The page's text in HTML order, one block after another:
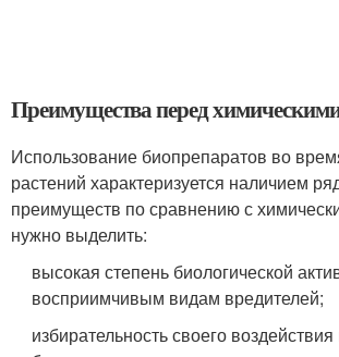
Преимущества перед
Использование биопрепаратов во
растений характеризуется наличием
преимуществ по сравнению с
нужно выделить:
высокая степень биологической
восприимчивым видам вредителей;
избирательность своего